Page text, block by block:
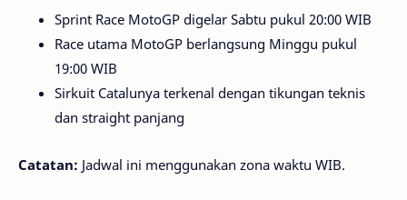
Sprint Race MotoGP digelar Sabtu pukul 20:00 WIB
Race utama MotoGP berlangsung Minggu pukul
19:00 WIB
Sirkuit Catalunya terkenal dengan tikungan teknis
dan straight panjang
Catatan: Jadwal ini menggunakan zona waktu WIB.